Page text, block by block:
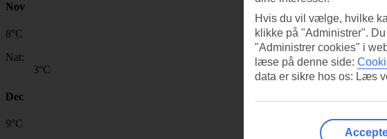
Nov
8°C
Nat:
3°C
Dec
9°C
Hvis du vil vælge, hvilke
klikke på "Administrer".
"Administrer cookies" i
læse på denne side:
data er sikre hos os: Læs